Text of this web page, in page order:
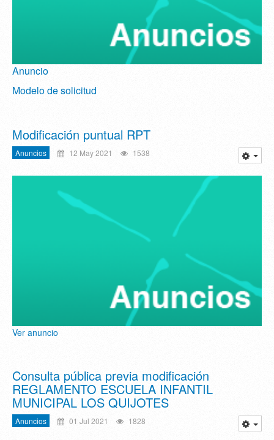
Anuncio
Modelo de solicitud
Modificación puntual RPT
Anuncios 12 May 2021 1538
Ver anuncio
Consulta pública previa modificación
REGLAMENTO ESCUELA INFANTIL
MUNICIPAL LOS QUIJOTES
Anuncios 01 Jul 2021 1828